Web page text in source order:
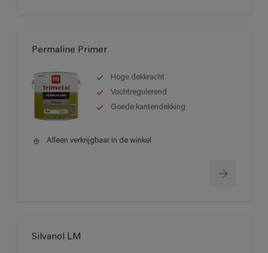
Permaline Primer
Hoge dekkracht
Vochtregulerend
Goede kantendekking
Alleen verkrijgbaar in de winkel
Silvanol LM